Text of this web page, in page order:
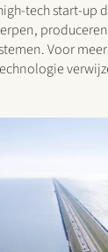
tech start-up
Voor